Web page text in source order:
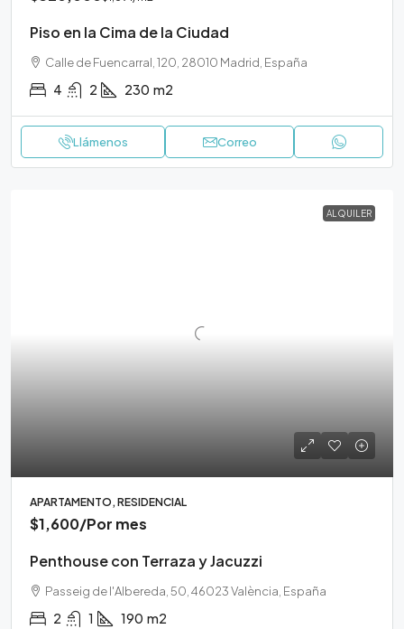
Piso en la Cima de la Ciudad
Calle de Fuencarral, 120, 28010 Madrid, España
4 2 230 m2
Llámenos Correo
ALQUILER
APARTAMENTO, RESIDENCIAL
$1,600/Por mes
Penthouse con Terraza y Jacuzzi
Passeig de l'Albereda, 50, 46023 València, España
2 1 190 m2